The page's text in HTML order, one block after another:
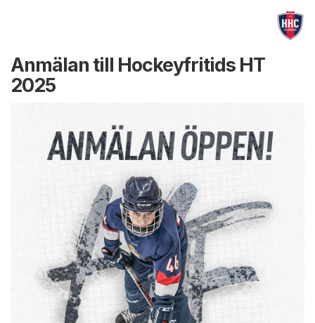
Anmälan till Hockeyfritids HT
2025